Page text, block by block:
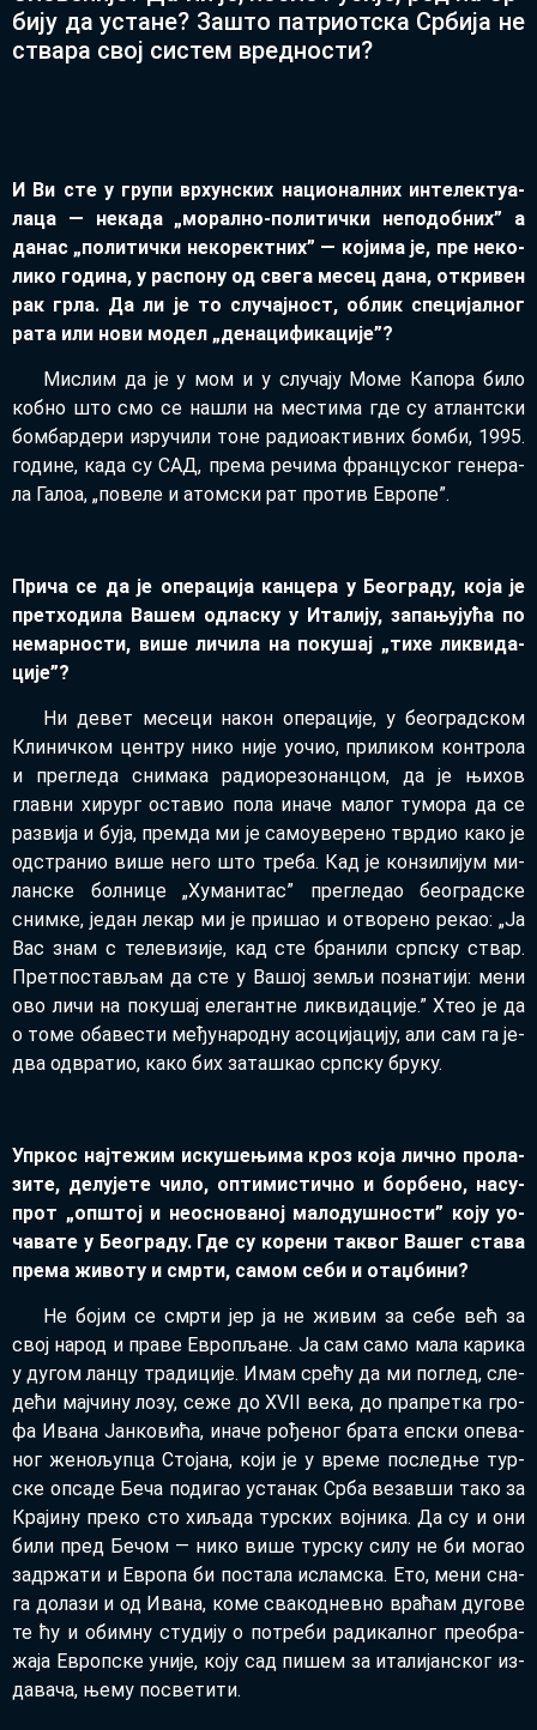
би­ју да уста­не? За­што па­три­от­ска Ср­би­ја не
ства­ра свој си­стем вред­но­сти?
И Ви сте у гру­пи вр­хун­ских на­ци­о­нал­них ин­те­лек­ту­а­
ла­ца — не­ка­да „мо­рал­но-по­ли­тич­ки не­по­доб­них” а
да­нас „по­ли­тич­ки не­ко­рект­них” — ко­ји­ма је, пре не­ко­
ли­ко го­ди­на, у ра­спо­ну од све­га ме­сец да­на, от­кри­вен
рак гр­ла. Да ли је то слу­чај­ност, об­лик спе­ци­јал­ног
ра­та или но­ви мо­дел „де­на­ци­фи­ка­ци­је”?
Ми­слим да је у мом и у слу­ча­ју Мо­ме Ка­по­ра би­ло
коб­но што смо се на­шли на ме­сти­ма где су атлант­ски
бом­бар­де­ри из­ру­чи­ли то­не ра­ди­о­ак­тив­них бом­би, 1995.
го­ди­не, ка­да су САД, пре­ма ре­чи­ма фран­цу­ског ге­не­ра­
ла Га­лоа, „по­ве­ле и атом­ски рат про­тив Евро­пе”.
При­ча се да је опе­ра­ци­ја кан­це­ра у Бе­о­гра­ду, ко­ја је
прет­хо­ди­ла Ва­шем од­ла­ску у Ита­ли­ју, за­па­њу­ју­ћа по
не­мар­но­сти, ви­ше ли­чи­ла на по­ку­шај „ти­хе ли­кви­да­
ци­је”?
Ни де­вет ме­се­ци на­кон опе­ра­ци­је, у бе­о­град­ском
Кли­нич­ком цен­тру ни­ко ни­је уо­чио, при­ли­ком кон­тро­ла
и пре­гле­да сни­ма­ка ра­ди­о­ре­зо­нан­цом, да је њи­хов
глав­ни хи­рург оста­вио по­ла ина­че ма­лог ту­мо­ра да се
раз­ви­ја и бу­ја, прем­да ми је са­мо­у­ве­ре­но твр­дио ка­ко је
од­стра­нио ви­ше не­го што тре­ба. Кад је кон­зи­ли­јум ми­
лан­ске бол­ни­це „Ху­ма­ни­тас” пре­гле­дао бе­о­град­ске
сним­ке, је­дан ле­кар ми је при­шао и отво­ре­но ре­као: „Ја
Вас знам с те­ле­ви­зи­је, кад сте бра­ни­ли срп­ску ствар.
Прет­по­ста­вљам да сте у Ва­шој зе­мљи по­зна­ти­ји: ме­ни
ово ли­чи на по­ку­шај еле­гант­не ли­кви­да­ци­је.” Хтео је да
о то­ме оба­ве­сти ме­ђу­на­род­ну асо­ци­ја­ци­ју, али сам га је­
два од­вра­тио, ка­ко бих за­та­шкао срп­ску бру­ку.
Упр­кос нај­те­жим ис­ку­ше­њи­ма кроз ко­ја лич­но про­ла­
зи­те, де­лу­је­те чи­ло, оп­ти­ми­стич­но и бор­бе­но, на­су­
прот „оп­штој и нео­сно­ва­ној ма­ло­ду­шно­сти” ко­ју уо­
ча­ва­те у Бе­о­гра­ду. Где су ко­ре­ни та­квог Ва­шег ста­ва
пре­ма жи­во­ту и смр­ти, са­мом се­би и отаџ­би­ни?
Не бо­јим се смр­ти јер ја не жи­вим за се­бе већ за
свој на­род и пра­ве Евро­пља­не. Ја сам са­мо ма­ла ка­ри­ка
у ду­гом лан­цу тра­ди­ци­је. Имам сре­ћу да ми по­глед, сле­
де­ћи мај­чи­ну ло­зу, се­же до XVII ве­ка, до пра­прет­ка гро­
фа Ива­на Јан­ко­ви­ћа, ина­че ро­ђе­ног бра­та еп­ски опе­ва­
ног же­но­љуп­ца Сто­ја­на, ко­ји је у вре­ме по­след­ње тур­
ске оп­са­де Бе­ча по­ди­гао уста­нак Ср­ба ве­зав­ши та­ко за
Кра­ји­ну пре­ко сто хи­ља­да тур­ских вој­ни­ка. Да су и они
би­ли пред Бе­чом — ни­ко ви­ше тур­ску си­лу не би мо­гао
за­др­жа­ти и Евро­па би по­ста­ла ислам­ска. Ето, ме­ни сна­
га до­ла­зи и од Ива­на, ко­ме сва­ко­днев­но вра­ћам ду­го­ве
те ћу и обим­ну сту­ди­ју о по­тре­би ра­ди­кал­ног пре­о­бра­
жа­ја Европ­ске уни­је, ко­ју сад пи­шем за ита­ли­јан­ског из­
да­ва­ча, ње­му по­све­ти­ти.